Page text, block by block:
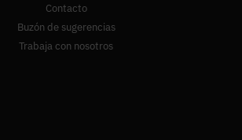
Contacto
Buzón de sugerencias
Trabaja con nosotros